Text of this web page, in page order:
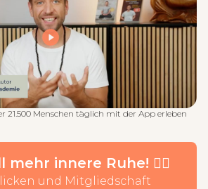
21.500 Menschen täglich mit der App erleben
mehr innere Ruhe! 🧘‍♂️
und Mitgliedschaft